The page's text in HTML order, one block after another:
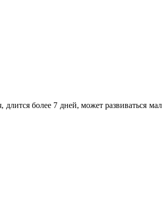
более 7 дней, может развиваться